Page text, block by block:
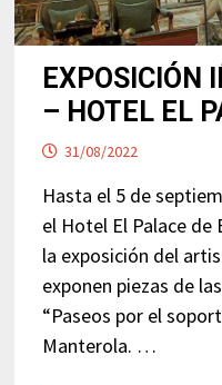
EXPOSICIÓN
– HOTEL EL
31/08/2022
Hasta el 5 de
el Hotel El Palace
la exposición del
exponen piezas de
“Paseos por el
Manterola. …